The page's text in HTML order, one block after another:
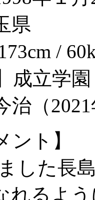
県
/
成立学
治（
ント】
した長
れるよ